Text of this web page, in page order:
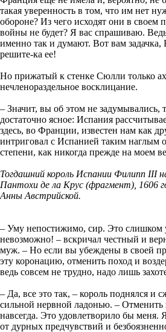
такая уверенность в том, что им нет
обороне? Из чего исходят они в своем
войны не будет? Я вас спрашиваю.
именно так и думают. Вот вам
решите-ка ее!
Но прижатый к стенке Сюлли только
нечленораздельное восклицание.
– Значит, вы об этом не задумывались,
достаточно ясное: Испания
здесь, во Франции, известен нам как
интриговал с Испанией таким наглым
степени, как никогда прежде на моем
Тогдашний король Испании Филипп III
Пантохи де ла Крус (фрагмент), 1606
Анны Австрийской.
– Уму непостижимо, сир. Это слишком
невозможно! – вскричал честный и
муж. – Но если вы убеждены в своей
эту коронацию, отменить поход и
ведь совсем не трудно, надо лишь
– Да, все это так, – король поднялся и
сильной нервной ладонью. – Отменить
навсегда. Это удовлетворило бы меня.
от дурных предчувствий и